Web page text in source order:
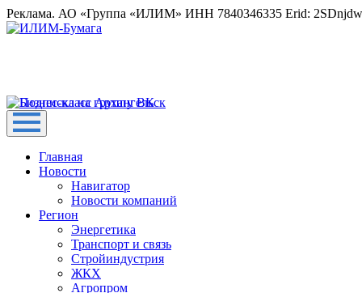
Реклама. АО «Группа «ИЛИМ» ИНН 7840346335 Erid:
Главная
Новости
Навигатор
Новости компаний
Регион
Энергетика
Транспорт и связь
Стройиндустрия
ЖКХ
Агропром